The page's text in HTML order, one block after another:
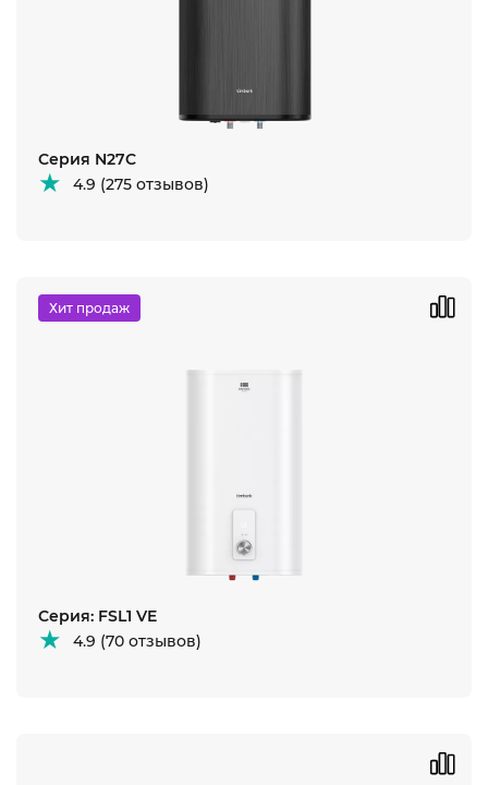
Серия N27C
4.9 (275 отзывов)
Хит продаж
Серия: FSL1 VE
4.9 (70 отзывов)